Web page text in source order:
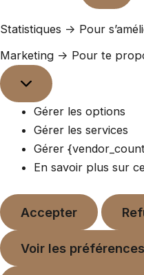
Statistiques -> Pour
Marketing -> Pour te
Gérer les options
Gérer les services
Gérer
En savoir plus sur
Accepter
Voir les préférences